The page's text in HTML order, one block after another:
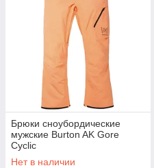
Брюки сноубордические
мужские Burton AK Gore
Cyclic
Нет в наличии